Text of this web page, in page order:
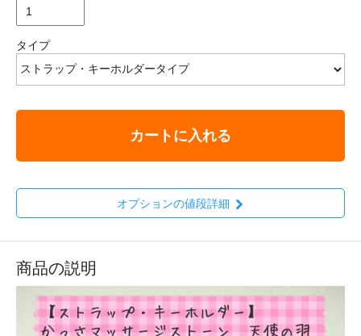
タイプ
カートに入れる
オプションの値段詳細
商品の説明